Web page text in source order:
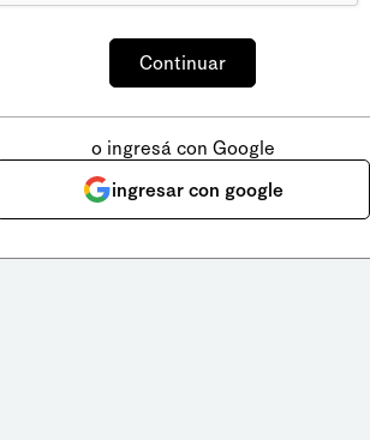
o ingresá con Google
ingresar con google